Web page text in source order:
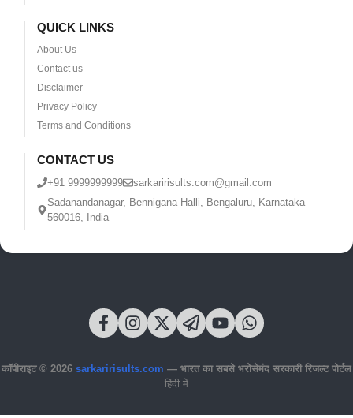
QUICK LINKS
About Us
Contact us
Disclaimer
Privacy Policy
Terms and Conditions
CONTACT US
+91 9999999999
sarkaririsults.com@gmail.com
Sadanandanagar, Bennigana Halli, Bengaluru, Karnataka
560016, India
कॉपीराइट © 2026 sarkaririsults.com — भारत का सबसे भरोसेमंद सरकारी रिजल्ट पोर्टल
हिंदी में